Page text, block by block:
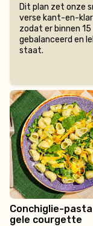
Dit plan zet onze
verse kant-en-
zodat er binnen
gebalanceerd en
staat.
Conchiglie-
gele courgette